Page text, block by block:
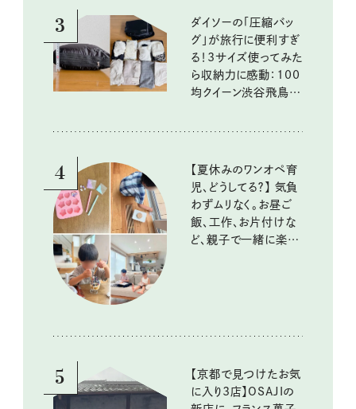
3
ダイソーの「圧縮バッ
グ」が旅行に便利すぎ
る！3サイズ使ってみた
ら収納力に感動：100
均クイーン渋谷飛鳥の
4
【夏休みのワンオペ育
児、どうしてる？】 気負
わずムリなく。お昼ご
飯、工作、お片付けな
ど、親子で一緒に楽し
5
【京都で見つけたお気
に入り3店】OSAJIの